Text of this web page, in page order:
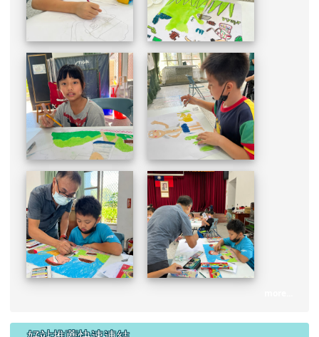
好站推薦快速連結
[
校內連結
花蓮縣校務系統入口網
三棧國小蝴蝶網站
三棧國小交通安全教育網
常用國字標準字體筆訓學習網